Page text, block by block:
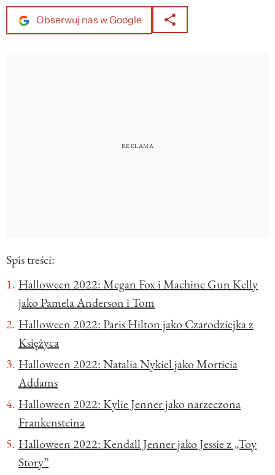
Obserwuj nas w Google
Spis treści:
Halloween 2022: Megan Fox i Machine Gun Kelly
jako Pamela Anderson i Tom
Halloween 2022: Paris Hilton jako Czarodziejka z
Księżyca
Halloween 2022: Natalia Nykiel jako Morticia
Addams
Halloween 2022: Kylie Jenner jako narzeczona
Frankensteina
Halloween 2022: Kendall Jenner jako Jessie z „Toy
Story”